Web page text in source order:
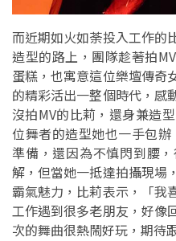
而近期如火如荼投入工作的
造型的路上，團隊趁著拍
蛋糕，也寓意這位樂壇傳奇
的精彩活出一整個時代，感
沒拍MV的比莉，還身兼造
位舞者的造型她也一手包
準備，還因為不慎閃到腰
解，但當她一抵達拍攝現場
霸氣魅力，比莉表示，「我
工作遇到很多老朋友，好像
次的舞曲很熱鬧好玩，期待